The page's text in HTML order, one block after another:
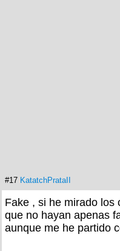
#17 KatatchPrataII
Fake , si he mirado los
que no hayan apenas
aunque me he partido